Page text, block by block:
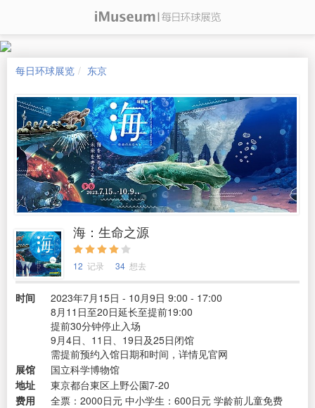
每日环球展览 东京
海：生命之源
12 记录 34 想去
时间
2023年7月15日 - 10月9日 9:00 - 17:00
8月11日至20日延长至提前19:00
提前30分钟停止入场
9月4日、11日、19日及25日闭馆
需提前预约入馆日期和时间，详情见官网
展馆
国立科学博物馆
地址
東京都台東区上野公園7-20
费用
全票：2000日元 中小学生：600日元 学龄前儿童免费